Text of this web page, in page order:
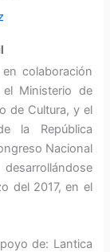
colaboración
Ministerio de
de Cultura, y el
la República
Nacional
del 2017, en el
de: Lantica